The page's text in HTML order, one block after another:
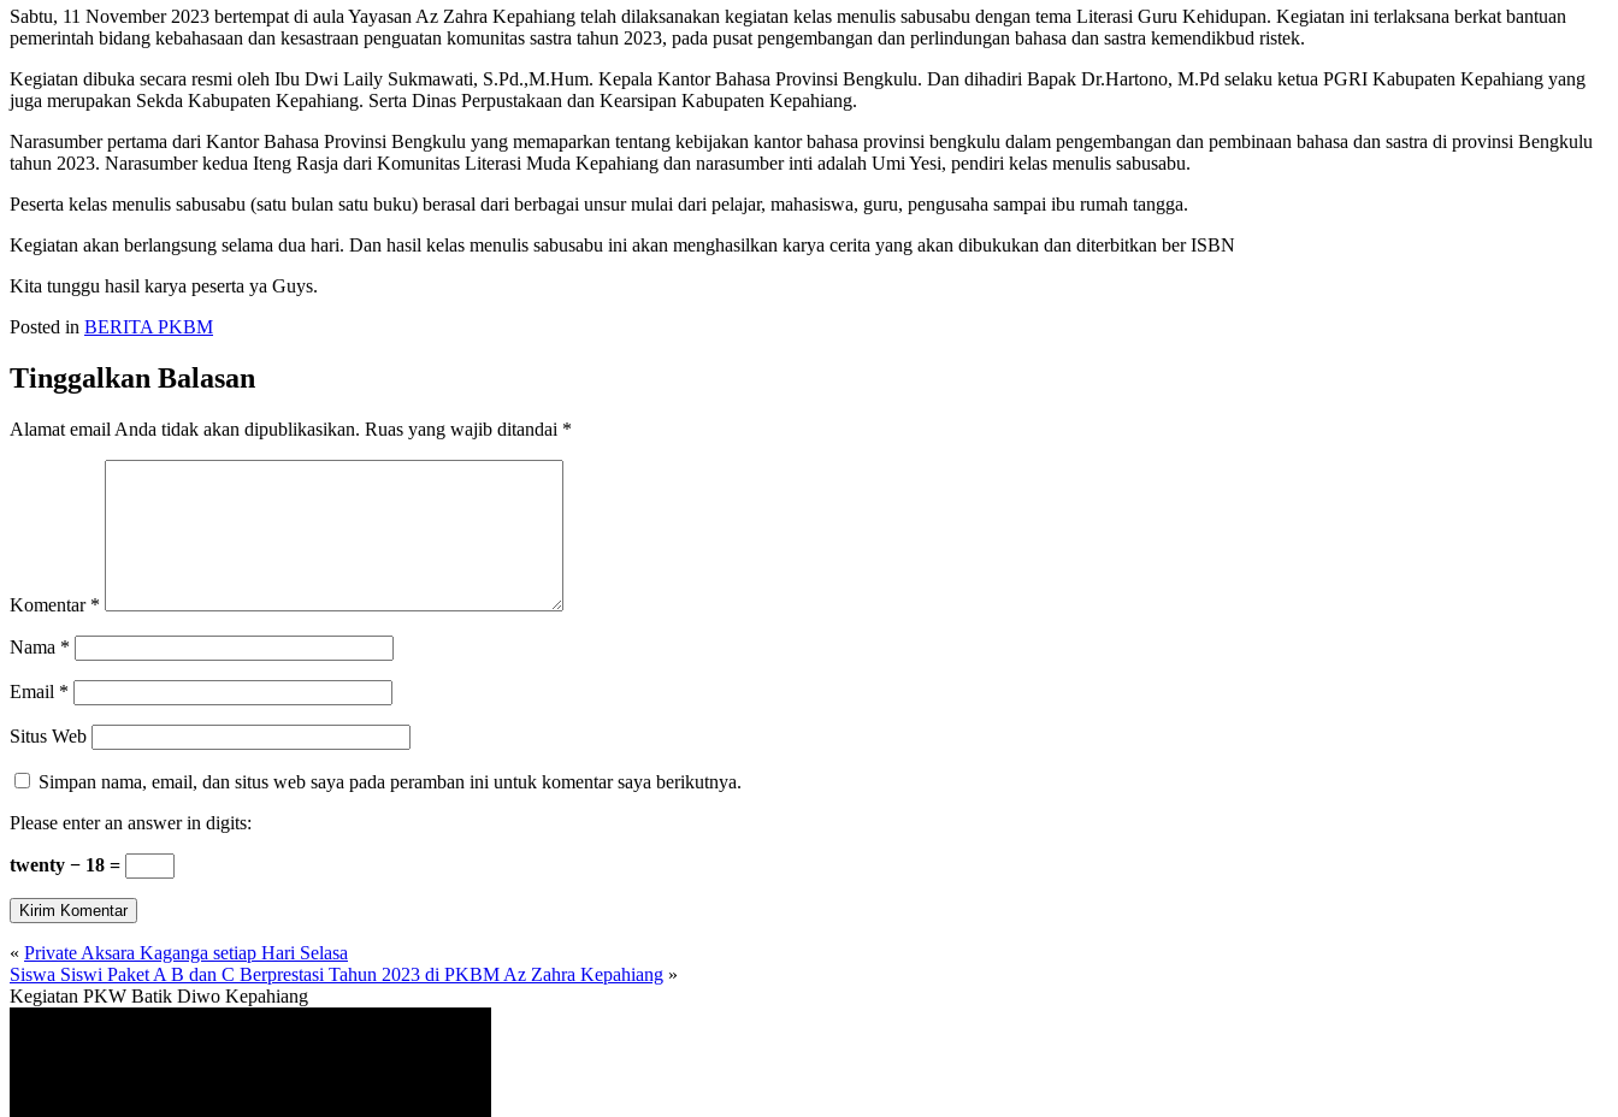
Sabtu, 11 November 2023 bertempat di aula Yayasan Az Zahra Kepahiang telah dilaksanakan kegiatan kelas menulis sabusabu dengan tema Literasi Guru Kehidupan. Kegiatan ini terlaksana berkat bantuan
pemerintah bidang kebahasaan dan kesastraan penguatan komunitas sastra tahun 2023, pada pusat pengembangan dan perlindungan bahasa dan sastra kemendikbud ristek.
Kegiatan dibuka secara resmi oleh Ibu Dwi Laily Sukmawati, S.Pd.,M.Hum. Kepala Kantor Bahasa Provinsi Bengkulu. Dan dihadiri Bapak Dr.Hartono, M.Pd selaku ketua PGRI Kabupaten Kepahiang yang
juga merupakan Sekda Kabupaten Kepahiang. Serta Dinas Perpustakaan dan Kearsipan Kabupaten Kepahiang.
Narasumber pertama dari Kantor Bahasa Provinsi Bengkulu yang memaparkan tentang kebijakan kantor bahasa provinsi bengkulu dalam pengembangan dan pembinaan bahasa dan sastra di provinsi Bengkulu
tahun 2023. Narasumber kedua Iteng Rasja dari Komunitas Literasi Muda Kepahiang dan narasumber inti adalah Umi Yesi, pendiri kelas menulis sabusabu.
Peserta kelas menulis sabusabu (satu bulan satu buku) berasal dari berbagai unsur mulai dari pelajar, mahasiswa, guru, pengusaha sampai ibu rumah tangga.
Kegiatan akan berlangsung selama dua hari. Dan hasil kelas menulis sabusabu ini akan menghasilkan karya cerita yang akan dibukukan dan diterbitkan ber ISBN
Kita tunggu hasil karya peserta ya Guys.
Posted in BERITA PKBM
Tinggalkan Balasan
Alamat email Anda tidak akan dipublikasikan. Ruas yang wajib ditandai *
Komentar *
Nama *
Email *
Situs Web
Simpan nama, email, dan situs web saya pada peramban ini untuk komentar saya berikutnya.
Please enter an answer in digits:
twenty − 18 =
« Private Aksara Kaganga setiap Hari Selasa
Siswa Siswi Paket A B dan C Berprestasi Tahun 2023 di PKBM Az Zahra Kepahiang »
Kegiatan PKW Batik Diwo Kepahiang